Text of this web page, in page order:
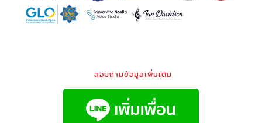
สอบถามข้อมูลเพิ่มเติม